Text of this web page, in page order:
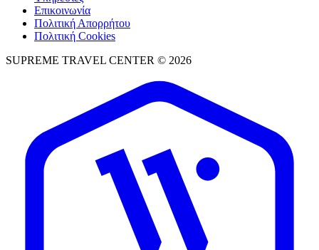
Επικοινωνία
Πολιτική Απορρήτου
Πολιτική Cookies
SUPREME TRAVEL CENTER © 2026